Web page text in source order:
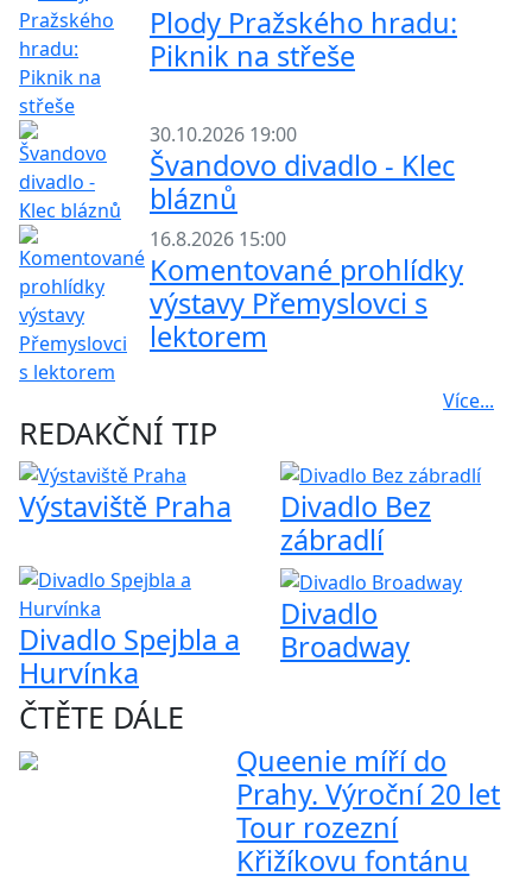
Plody Pražského hradu:
Piknik na střeše
30.10.2026 19:00
Švandovo divadlo - Klec
bláznů
16.8.2026 15:00
Komentované prohlídky
výstavy Přemyslovci s
lektorem
Více...
REDAKČNÍ TIP
Výstaviště Praha
Divadlo Bez
zábradlí
Divadlo Spejbla a
Hurvínka
Divadlo
Broadway
ČTĚTE DÁLE
Queenie míří do
Prahy. Výroční 20 let
Tour rozezní
Křižíkovu fontánu